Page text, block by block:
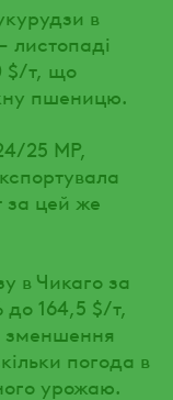
в
листопаді
$/т, що
пшеницю.
25 МР,
за цей же
в Чикаго за
164,5 $/т,
зменшення
погода в
урожаю.